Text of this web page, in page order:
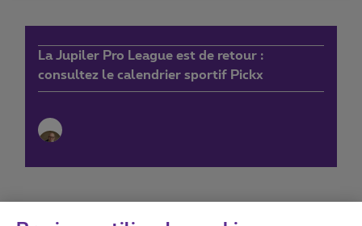
La Jupiler Pro League est de retour :
consultez le calendrier sportif Pickx